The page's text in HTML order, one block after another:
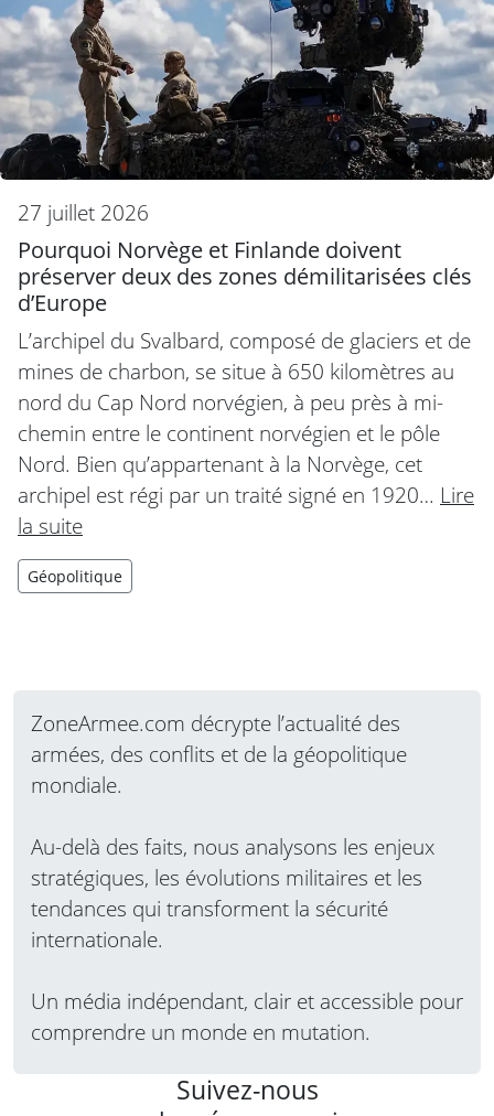
27 juillet 2026
Pourquoi Norvège et Finlande doivent
préserver deux des zones démilitarisées clés
d’Europe
L’archipel du Svalbard, composé de glaciers et de
mines de charbon, se situe à 650 kilomètres au
nord du Cap Nord norvégien, à peu près à mi-
chemin entre le continent norvégien et le pôle
Nord. Bien qu’appartenant à la Norvège, cet
archipel est régi par un traité signé en 1920… Lire
la suite
Géopolitique
ZoneArmee.com décrypte l’actualité des
armées, des conflits et de la géopolitique
mondiale.
Au-delà des faits, nous analysons les enjeux
stratégiques, les évolutions militaires et les
tendances qui transforment la sécurité
internationale.
Un média indépendant, clair et accessible pour
comprendre un monde en mutation.
Suivez-nous